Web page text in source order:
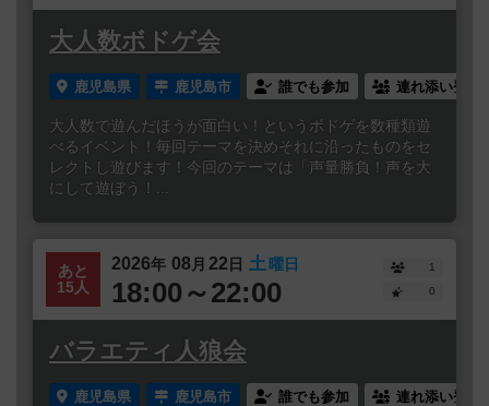
大人数ボドゲ会
鹿児島県 鹿児島市 誰でも参加 連れ添い登録
大人数で遊んだほうが面白い！というボドゲを数種類遊
べるイベント！毎回テーマを決めそれに沿ったものをセ
レクトし遊びます！今回のテーマは「声量勝負！声を大
にして遊ぼう！...
あと
15人
2026年 08 月 22日 土曜日
18:00～22:00
1
0
バラエティ人狼会
鹿児島県 鹿児島市 誰でも参加 連れ添い登録